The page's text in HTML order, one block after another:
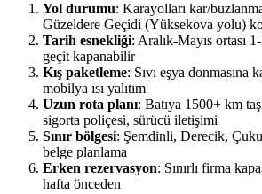
Yol durumu: Karayolları kar/
Güzeldere Geçidi (Yüksekova yolu)
Tarih esnekliği: Aralık-Mayıs ortası
geçit kapanabilir
Kış paketleme: Sıvı eşya donmasına
mobilya ısı yalıtım
Uzun rota planı: Batıya 1500+ km
sigorta poliçesi, sürücü iletişimi
Sınır bölgesi: Şemdinli, Derecik,
belge planlama
Erken rezervasyon: Sınırlı firma
hafta önceden